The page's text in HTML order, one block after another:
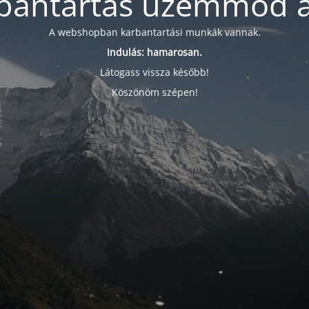
A webshopban karbantartási munkák vannak.
Indulás: hamarosan.
Látogass vissza később!
Köszönöm szépen!